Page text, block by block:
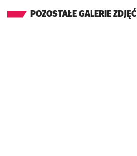
POZOSTAŁE GALERIE ZDJĘĆ